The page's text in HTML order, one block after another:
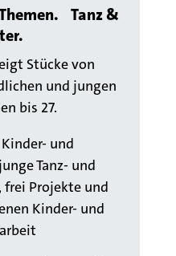
Themen.Tanz &
Stückevon
und jungen
bis 27.
und
Tanz- und
, frei Projekte und
Kinder- und